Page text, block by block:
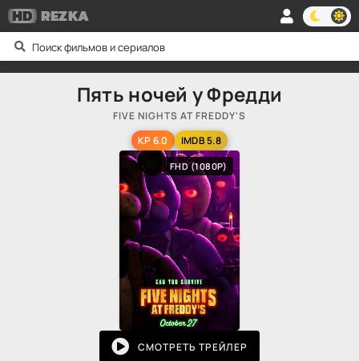
HDREZKA
Пять ночей у Фредди
FIVE NIGHTS AT FREDDY'S
KP 6.0
IMDB 5.8
FHD (1080P)
СМОТРЕТЬ ТРЕЙЛЕР